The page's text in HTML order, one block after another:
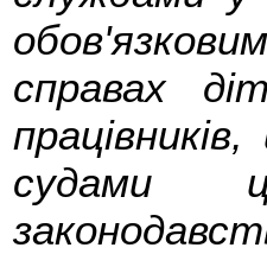
справах
судами